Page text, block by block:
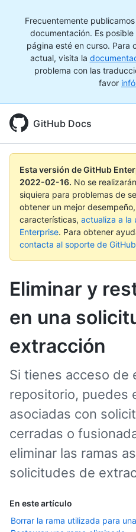
Frecuentemente
documentación. Es
página esté en curso. Para
actual, visita la
problema con las
favor
GitHub Docs
Esta versión de GitHub
2022-02-16. No se
siquiera para problemas de
obtener un mejor
características, actualiza a la
Enterprise. Para obtener
contacta al soporte de
Eliminar y
en una
extracción
En este artículo
Borrar la rama utilizada para
Si tienes acceso de
repositorio, puedes
asociadas con
cerradas o
eliminar las ramas
solicitudes de